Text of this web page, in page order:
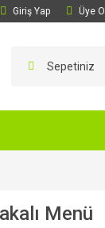
Giriş Yap Üye Ol
Sepetiniz
Menü